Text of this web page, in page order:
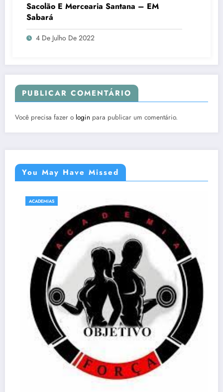
Sacolão E Mercearia Santana – EM
Sabará
4 De Julho De 2022
PUBLICAR COMENTÁRIO
Você precisa fazer o login para publicar um comentário.
You May Have Missed
ACADEMIAS